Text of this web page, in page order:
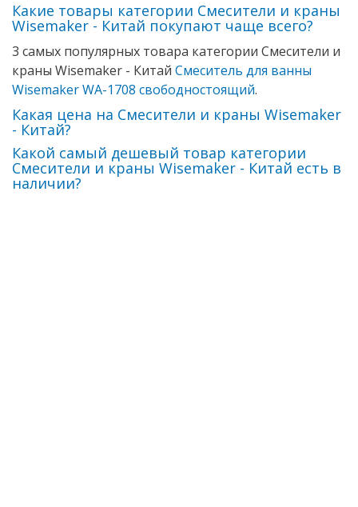
Какие товары категории Смесители и краны
Wisemaker - Китай покупают чаще всего?
3 самых популярных товара категории Смесители и
краны Wisemaker - Китай Смеситель для ванны
Wisemaker WA-1708 свободностоящий.
Какая цена на Смесители и краны Wisemaker
- Китай?
Какой самый дешевый товар категории
Смесители и краны Wisemaker - Китай есть в
наличии?